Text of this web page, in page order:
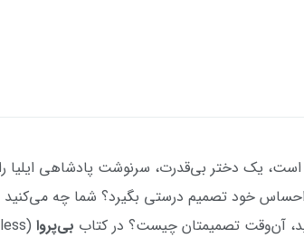
یک دختر بی‌قدرت، سرنوشت پادشاهی ایلیا را
خود تصمیم درستی بگیرد؟ شما چه می‌کنید
آن‌وقت تصمیمتان چیست؟ در کتاب بی‌پروا (Reckless) نوشتۀ